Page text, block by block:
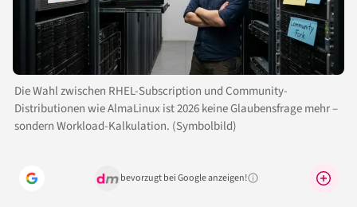
Die Wahl zwischen RHEL-Subscription und Community-
Distributionen wie AlmaLinux ist 2026 keine Glaubensfrage mehr –
sondern Workload-Kalkulation. (Symbolbild)
bevorzugt bei Google anzeigen!Warum lohnt sich das?